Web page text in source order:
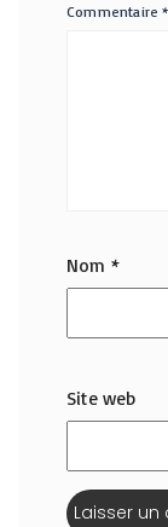
Commentaire*
Nom *
Site web